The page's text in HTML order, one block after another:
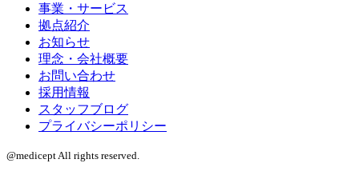
事業・サービス
拠点紹介
お知らせ
理念・会社概要
お問い合わせ
採用情報
スタッフブログ
プライバシーポリシー
@medicept All rights reserved.